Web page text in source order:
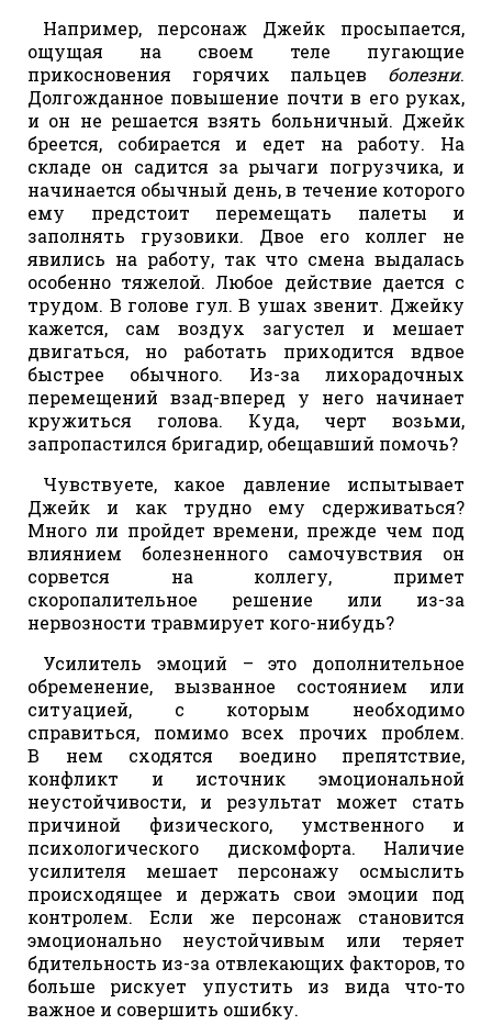
Например, персонаж Джейк просыпается,
ощущая на своем теле пугающие
прикосновения горячих пальцев болезни.
Долгожданное повышение почти в его руках,
и он не решается взять больничный. Джейк
бреется, собирается и едет на работу. На
складе он садится за рычаги погрузчика, и
начинается обычный день, в течение которого
ему предстоит перемещать палеты и
заполнять грузовики. Двое его коллег не
явились на работу, так что смена выдалась
особенно тяжелой. Любое действие дается с
трудом. В голове гул. В ушах звенит. Джейку
кажется, сам воздух загустел и мешает
двигаться, но работать приходится вдвое
быстрее обычного. Из-за лихорадочных
перемещений взад-вперед у него начинает
кружиться голова. Куда, черт возьми,
запропастился бригадир, обещавший помочь?
Чувствуете, какое давление испытывает
Джейк и как трудно ему сдерживаться?
Много ли пройдет времени, прежде чем под
влиянием болезненного самочувствия он
сорвется на коллегу, примет
скоропалительное решение или из-за
нервозности травмирует кого-нибудь?
Усилитель эмоций – это дополнительное
обременение, вызванное состоянием или
ситуацией, с которым необходимо
справиться, помимо всех прочих проблем.
В нем сходятся воедино препятствие,
конфликт и источник эмоциональной
неустойчивости, и результат может стать
причиной физического, умственного и
психологического дискомфорта. Наличие
усилителя мешает персонажу осмыслить
происходящее и держать свои эмоции под
контролем. Если же персонаж становится
эмоционально неустойчивым или теряет
бдительность из-за отвлекающих факторов, то
больше рискует упустить из вида что-то
важное и совершить ошибку.